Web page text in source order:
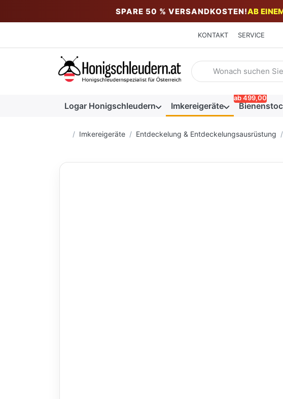
SPARE 50 % VERSANDKOSTEN!AB
KONTAKT SERVICE
Geben Sie einen
Logar Honigschleudern Imkereigeräte
ab 499,00
Startseite
Imkereigeräte Entdeckelung & Entdeckelungsausrüstung